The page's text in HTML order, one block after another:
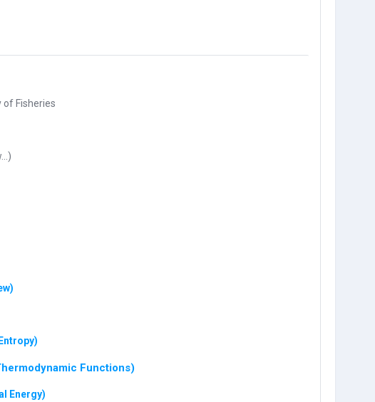
of Fisheries
Functions)
Energy)